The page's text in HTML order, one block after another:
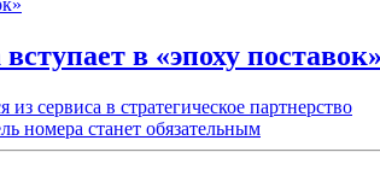
в «эпоху
сервиса в стратегическое партнерство
номера станет обязательным